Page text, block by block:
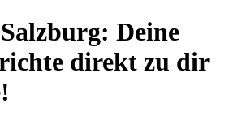
Deine
direkt zu dir